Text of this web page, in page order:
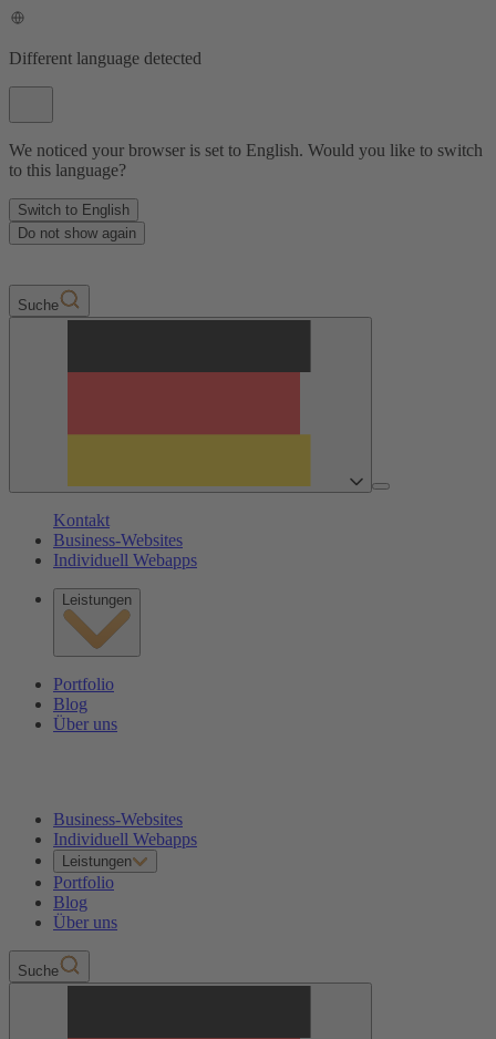
Different language detected
We noticed your browser is set to English. Would you like to switch
to this language?
Switch to English
Do not show again
Suche
Kontakt
Business-Websites
Individuell Webapps
Leistungen
Portfolio
Blog
Über uns
Business-Websites
Individuell Webapps
Leistungen
Portfolio
Blog
Über uns
Suche